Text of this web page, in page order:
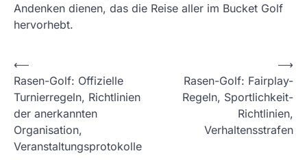
Andenken dienen, das die Reise aller im Bucket Golf
hervorhebt.
P
o
s
t
n
⟵
Rasen-Golf: Offizielle
Turnierregeln, Richtlinien
der anerkannten
Organisation,
Veranstaltungsprotokolle
Rasen-Golf: Fairplay-
Regeln, Sportlichkeit-
Richtlinien,
Verhaltensstrafen
⟶